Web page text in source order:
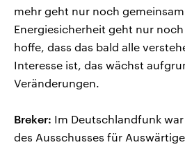
mehr geht nur noch
Energiesicherheit geht nur
hoffe, dass das bald alle
Interesse ist, das wächst
Veränderungen.
Breker: Im Deutschlandfunk
des Ausschusses für